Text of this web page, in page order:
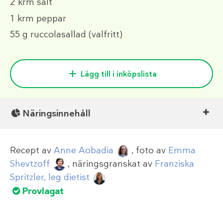
1 krm peppar
55 g ruccolasallad (valfritt)
Lägg till i inköpslista
Näringsinnehåll
Recept av Anne Aobadia , foto av Emma
Shevtzoff
, näringsgranskat av Franziska
Spritzler, leg dietist
Provlagat